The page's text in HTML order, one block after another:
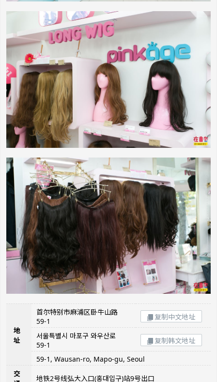
地
址
首尔特别市麻浦区卧牛山路
59-1
复制中文地址
서울특별시 마포구 와우산로
59-1
复制韩文地址
59-1, Wausan-ro, Mapo-gu, Seoul
交
地铁2号线弘大入口(홍대입구)站9号出口